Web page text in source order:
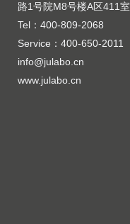
路1号院M8号楼A区411室
Tel：400-809-2068
Service：400-650-2011
info@julabo.cn
www.julabo.cn